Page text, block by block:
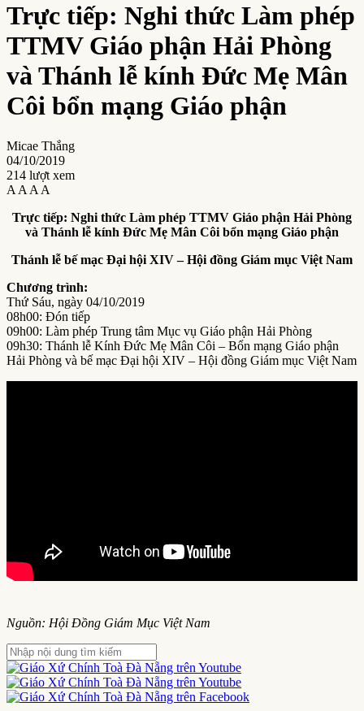
Trực tiếp: Nghi thức Làm phép
TTMV Giáo phận Hải Phòng
và Thánh lễ kính Đức Mẹ Mân
Côi bổn mạng Giáo phận
Micae Thắng
04/10/2019
214 lượt xem
A A A A
Trực tiếp: Nghi thức Làm phép TTMV Giáo phận Hải Phòng
và Thánh lễ kính Đức Mẹ Mân Côi bổn mạng Giáo phận
Thánh lễ bế mạc Đại hội XIV – Hội đồng Giám mục Việt Nam
Chương trình:
Thứ Sáu, ngày 04/10/2019
08h00: Đón tiếp
09h00: Làm phép Trung tâm Mục vụ Giáo phận Hải Phòng
09h30: Thánh lễ Kính Đức Mẹ Mân Côi – Bổn mạng Giáo phận
Hải Phòng và bế mạc Đại hội XIV – Hội đồng Giám mục Việt Nam
Nguồn: Hội Đồng Giám Mục Việt Nam